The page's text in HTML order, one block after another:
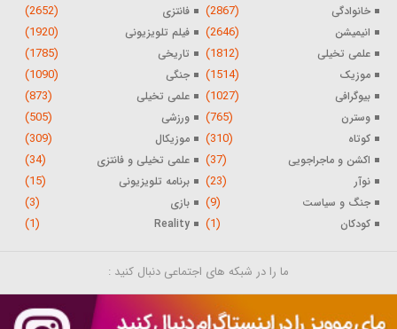
خانوادگی (2867) فانتزی (2652)
انیمیشن (2646) فیلم تلویزیونی (1920)
علمی تخیلی (1812) تاریخی (1785)
موزیک (1514) جنگی (1090)
بیوگرافی (1027) علمی تخیلی (873)
وسترن (765) ورزشی (505)
کوتاه (310) موزیکال (309)
اکشن و ماجراجویی (37) علمی تخیلی و فانتزی (34)
نوآر (23) برنامه تلویزیونی (15)
جنگ و سیاست (9) بازی (3)
کودکان (1)
Reality
(1)
ما را در شبکه های اجتماعی دنبال کنید :